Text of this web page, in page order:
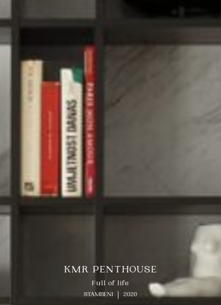
KMR PENTHOUSE
Full of life
STAMBENI 2020